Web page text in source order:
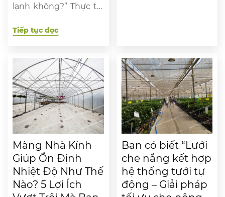
lạnh không?” Thực tế,
là lưới dệt kim cao cấp,
giảm gió lạnh, hạn chế
sương đọng và tạo lớp
không khí ấm quanh
tán cây. Bài viết này sẽ
phân […]
Tiếp tục đọc
[…]
Màng Nhà Kính
Giúp Ổn Định
Nhiệt Độ Như Thế
Nào? 5 Lợi Ích
Bạn có biết “Lưới
che nắng kết hợp
hệ thống tưới tự
động – Giải pháp